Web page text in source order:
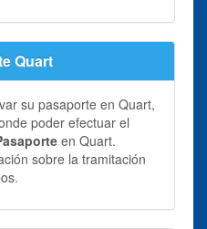
Quart
su pasaporte en Quart,
poder efectuar el
en Quart.
sobre la tramitación